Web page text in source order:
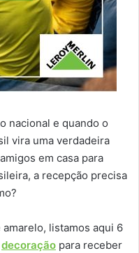
nacional e quando o
vira uma verdadeira
em casa para
a recepção precisa
listamos aqui 6
decoração para receber